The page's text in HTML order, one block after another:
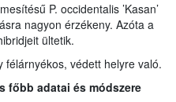
P. occidentalis ’Kasan’
nagyon érzékeny. Azóta a
ültetik.
félárnyékos, védett helyre való.
főbb adatai és módszere